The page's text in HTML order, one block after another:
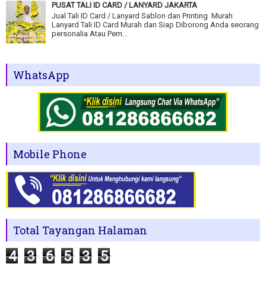
PUSAT TALI ID CARD / LANYARD JAKARTA
Jual Tali ID Card / Lanyard Sablon dan Printing Murah
Lanyard Tali ID Card Murah dan Siap Diborong Anda seorang
personalia Atau Pem...
WhatsApp
Mobile Phone
Total Tayangan Halaman
4 3 6 5 3 5